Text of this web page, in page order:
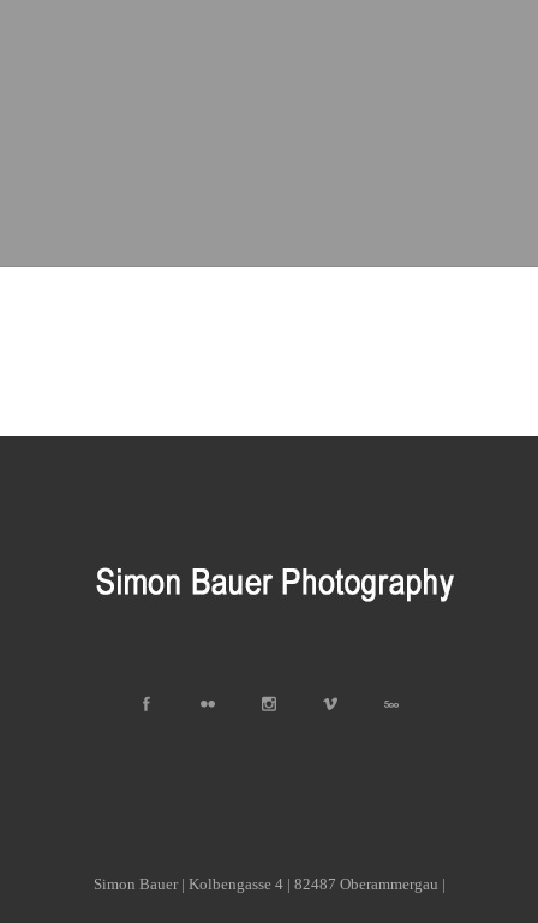
Simon Bauer | Kolbengasse 4 | 82487 Oberammergau |